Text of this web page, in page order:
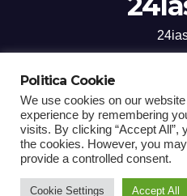
Proudly powered by WordPress|
Home Stiri Iasi National
Economic Cultura
Politica Cookie
We use cookies on our
experience by remembering
visits. By clicking “Accept All”,
the cookies. However, you
provide a controlled consent.
Cookie Settings Accept All